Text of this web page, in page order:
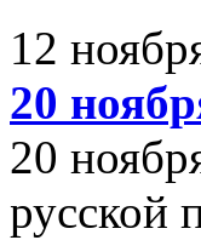
12
20
20
русской